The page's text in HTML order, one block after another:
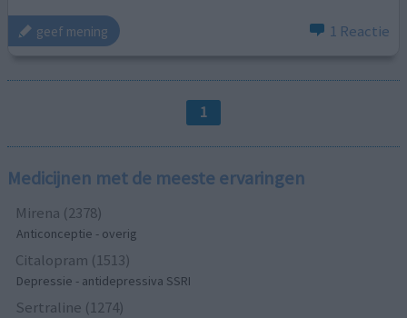
geef mening 1 Reactie
1
Medicijnen met de meeste ervaringen
Mirena (2378)
Anticonceptie - overig
Citalopram (1513)
Depressie - antidepressiva SSRI
Sertraline (1274)